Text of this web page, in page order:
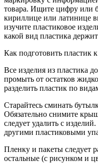
товара. Ищите цифру или
кириллице или латинице
изучите пластиковое
какой вид пластика
Как подготовить пластик к
Все изделия из пластика
промыть от остатков
разделить пластик по
Старайтесь сминать
Обязательно снимите
следует удалить с
другими пластиковыми
Пленку и пакеты следует
остальные (с рисунком и